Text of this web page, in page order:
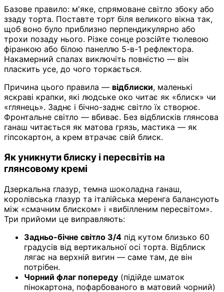
Базове правило: м'яке, спрямоване світло збоку або
ззаду торта. Поставте торт біля великого вікна так,
щоб воно було приблизно перпендикулярно або
трохи позаду нього. Різке сонце розсійте тюлевою
фіранкою або білою панеллю 5-в-1 рефлектора.
Накамерний спалах виключіть повністю — він
пласкить усе, до чого торкається.
Причина цього правила — відблиски, маленькі
яскраві крапки, які людське око читає як «блиск» чи
«глянець». Заднє і бічно-заднє світло їх створює.
Фронтальне світло — вбиває. Без відблисків глянсова
ганаш читається як матова грязь, мастика — як
гіпсокартон, а крем втрачає свій блиск.
Як уникнути блиску і пересвітів на
глянсовому кремі
Дзеркальна глазур, темна шоколадна ганаш,
королівська глазур та італійська меренга балансують
між «смачним блиском» і «вибілленим пересвітом».
Три прийоми це виправляють:
Задньо-бічне світло 3/4 під кутом близько 60
градусів від вертикальної осі торта. Відблиск
лягає на верхній вигин — саме там, де він
потрібен.
Чорний флаг попереду (підійде шматок
пінокартона, пофарбованого в матовий чорний)